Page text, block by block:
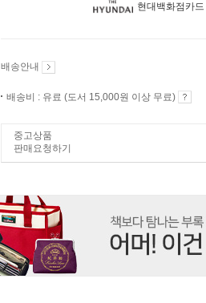
현대백화점카드
배송안내
배송비 : 유료 (도서 15,000원 이상 무료)
중고상품
판매요청하기